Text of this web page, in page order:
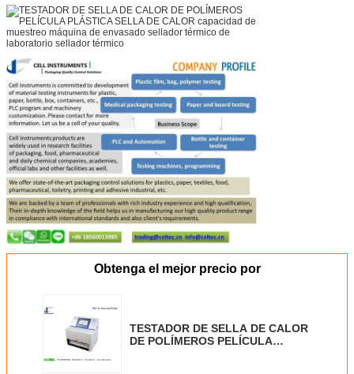
Obtenga el mejor precio por
TESTADOR DE SELLA DE CALOR
DE POLÍMEROS PELÍCULA